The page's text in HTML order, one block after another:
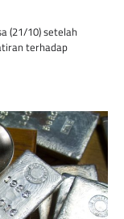
(21/10) setelah
terhadap